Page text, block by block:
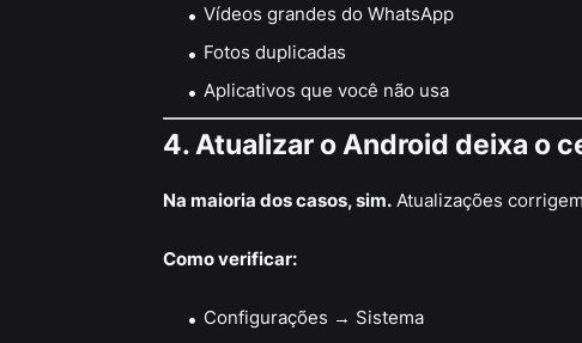
Vídeos grandes do WhatsApp
Fotos duplicadas
Aplicativos que você não usa
4. Atualizar o Android deixa o
Na maioria dos casos, sim.Atualizações
Como verificar:
Configurações → Sistema